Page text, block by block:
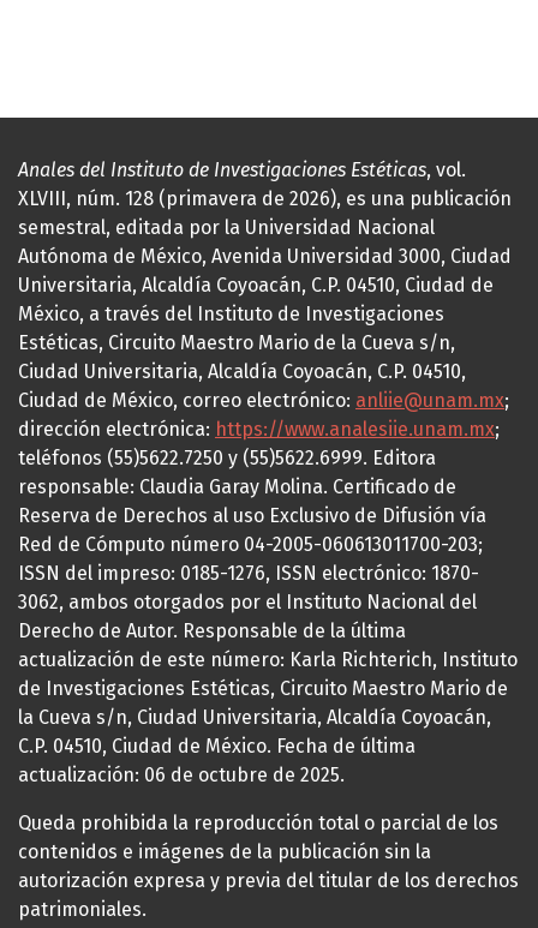
Anales del Instituto de Investigaciones Estéticas, vol.
XLVIII, núm. 128 (primavera de 2026), es una publicación
semestral, editada por la Universidad Nacional
Autónoma de México, Avenida Universidad 3000, Ciudad
Universitaria, Alcaldía Coyoacán, C.P. 04510, Ciudad de
México, a través del Instituto de Investigaciones
Estéticas, Circuito Maestro Mario de la Cueva s/n,
Ciudad Universitaria, Alcaldía Coyoacán, C.P. 04510,
Ciudad de México, correo electrónico: anliie@unam.mx;
dirección electrónica: https://www.analesiie.unam.mx;
teléfonos (55)5622.7250 y (55)5622.6999. Editora
responsable: Claudia Garay Molina. Certificado de
Reserva de Derechos al uso Exclusivo de Difusión vía
Red de Cómputo número 04-2005-060613011700-203;
ISSN del impreso: 0185-1276, ISSN electrónico: 1870-
3062, ambos otorgados por el Instituto Nacional del
Derecho de Autor. Responsable de la última
actualización de este número: Karla Richterich, Instituto
de Investigaciones Estéticas, Circuito Maestro Mario de
la Cueva s/n, Ciudad Universitaria, Alcaldía Coyoacán,
C.P. 04510, Ciudad de México. Fecha de última
actualización: 06 de octubre de 2025.
Queda prohibida la reproducción total o parcial de los
contenidos e imágenes de la publicación sin la
autorización expresa y previa del titular de los derechos
patrimoniales.